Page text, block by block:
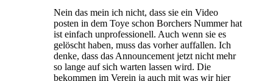
Nein das mein ich nicht, dass sie ein Video
posten in dem Toye schon Borchers Nummer hat
ist einfach unprofessionell. Auch wenn sie es
gelöscht haben, muss das vorher auffallen. Ich
denke, dass das Announcement jetzt nicht mehr
so lange auf sich warten lassen wird. Die
bekommen im Verein ja auch mit was wir hier